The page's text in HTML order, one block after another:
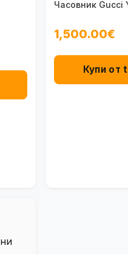
Часовник Gucci
1,500.00€
Купи от